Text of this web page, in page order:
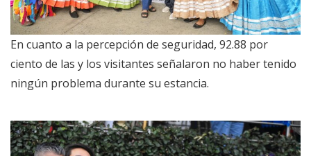
En cuanto a la percepción de seguridad, 92.88 por
ciento de las y los visitantes señalaron no haber tenido
ningún problema durante su estancia.